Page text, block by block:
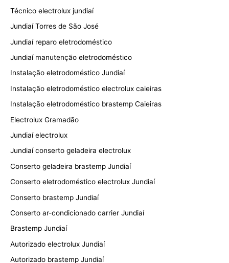
Técnico electrolux jundiaí
Jundiaí Torres de São José
Jundiaí reparo eletrodoméstico
Jundiaí manutenção eletrodoméstico
Instalação eletrodoméstico Jundiaí
Instalação eletrodoméstico electrolux caieiras
Instalação eletrodoméstico brastemp Caieiras
Electrolux Gramadão
Jundiaí electrolux
Jundiaí conserto geladeira electrolux
Conserto geladeira brastemp Jundiaí
Conserto eletrodoméstico electrolux Jundiaí
Conserto brastemp Jundiaí
Conserto ar-condicionado carrier Jundiaí
Brastemp Jundiaí
Autorizado electrolux Jundiaí
Autorizado brastemp Jundiaí